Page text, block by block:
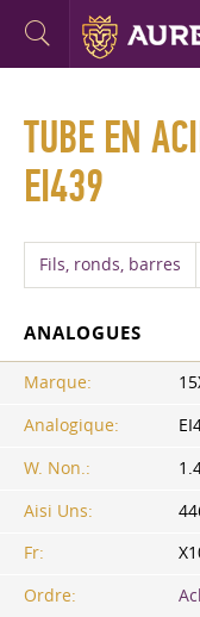
TUBE EN
EI439
Fils, ronds, barres
ANALOGUES
Marque:
Analogique:
W. Non.:
Aisi Uns:
Fr:
Ordre: